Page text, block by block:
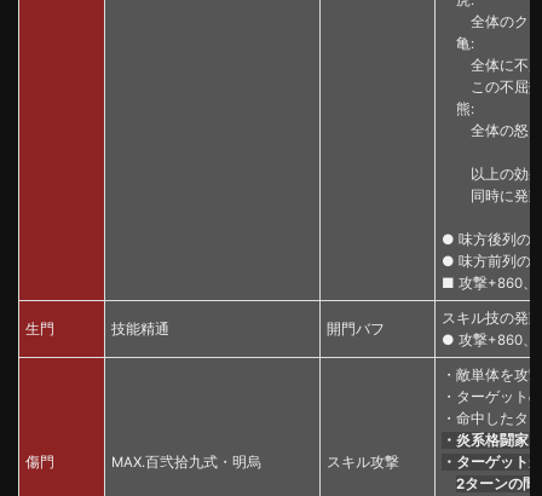
全体のクリ
亀:
全体に不屈
この不屈効
熊:
全体の怒り
以上の効果
同時に発動
● 味方後列の
● 味方前列の
■ 攻撃+860、
生門 技能精通 開門バフ
スキル技の発
● 攻撃+860、
傷門 MAX.百弐拾九式・明烏 スキル攻撃
・敵単体を攻撃
・ターゲット
・命中したタ
・炎系格闘家
・ターゲット
2ターンの間